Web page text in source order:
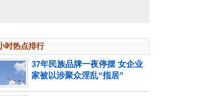
时热点排行
37年民族品牌一夜停摆 女企业
家被以涉聚众淫乱“指居”